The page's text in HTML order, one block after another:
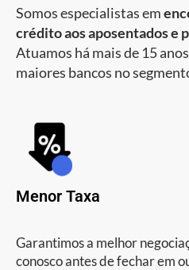
Somos especialistas em
crédito aos aposentados e
Atuamos há mais de 15
maiores bancos no
Menor Taxa
Garantimos a melhor
conosco antes de fechar em